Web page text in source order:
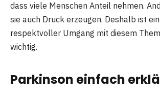
dass viele Menschen Anteil nehmen.
sie auch Druck erzeugen. Deshalb ist
respektvoller Umgang mit diesem
wichtig.
Parkinson einfach